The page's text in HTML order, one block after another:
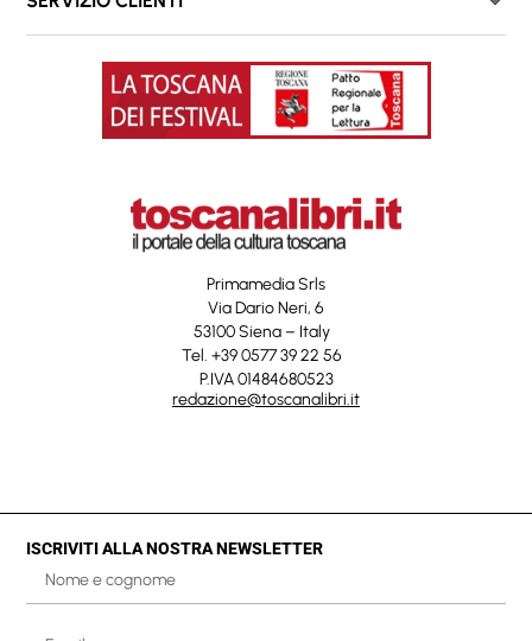
Primamedia Srls
Via Dario Neri, 6
53100 Siena – Italy
Tel. +39 0577 39 22 56
P.IVA 01484680523
redazione@toscanalibri.it
ISCRIVITI ALLA NOSTRA NEWSLETTER